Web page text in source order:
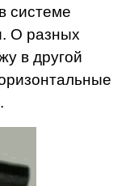
системе
О разных
в другой